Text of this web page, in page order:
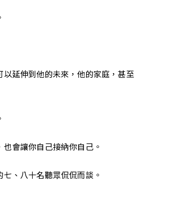
以延伸到他的未來，他的家庭，甚至
會讓你自己接納你自己。
、八十名聽眾侃侃而談。